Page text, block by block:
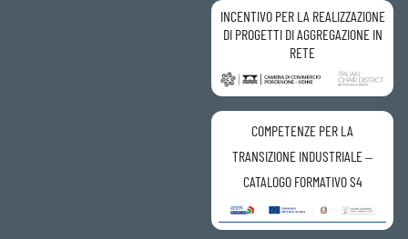
INCENTIVO PER LA REALIZZAZIONE
DI PROGETTI DI AGGREGAZIONE IN
RETE
COMPETENZE PER LA
TRANSIZIONE INDUSTRIALE –
CATALOGO FORMATIVO S4